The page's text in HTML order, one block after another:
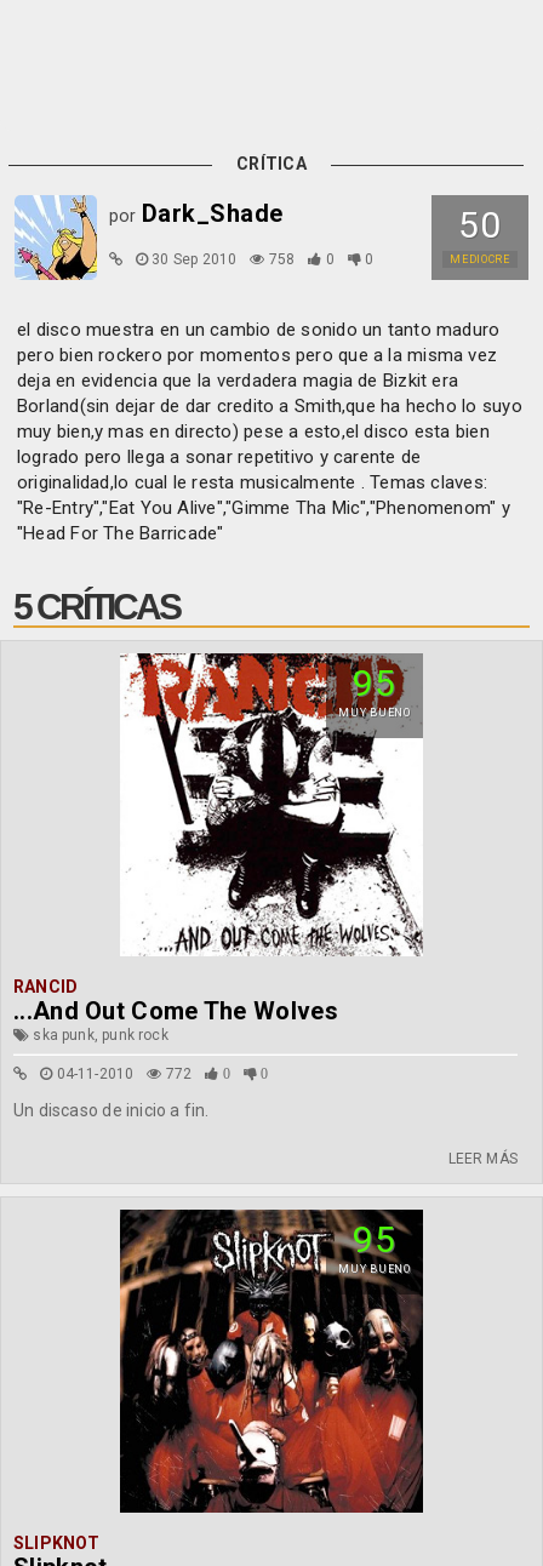
CRÍTICA
50
MEDIOCRE
por Dark_Shade
30 Sep 2010 758 0 0
el disco muestra en un cambio de sonido un tanto maduro
pero bien rockero por momentos pero que a la misma vez
deja en evidencia que la verdadera magia de Bizkit era
Borland(sin dejar de dar credito a Smith,que ha hecho lo suyo
muy bien,y mas en directo) pese a esto,el disco esta bien
logrado pero llega a sonar repetitivo y carente de
originalidad,lo cual le resta musicalmente . Temas claves:
"Re-Entry","Eat You Alive","Gimme Tha Mic","Phenomenom" y
"Head For The Barricade"
5 CRÍTICAS
95
MUY BUENO
RANCID
...And Out Come The Wolves
ska punk, punk rock
04-11-2010 772 0 0
Un discaso de inicio a fin.
LEER MÁS
95
MUY BUENO
SLIPKNOT